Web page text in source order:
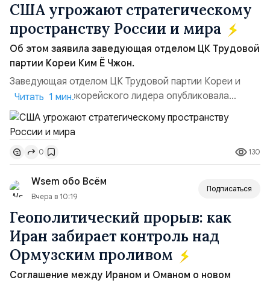
США угрожают стратегическому
пространству России и мира
Об этом заявила заведующая отделом ЦК Трудовой
партии Кореи Ким Ё Чжон.
Заведующая отделом ЦК Трудовой партии Кореи и
сестра северокорейского лидера опубликовала
заявление для прессы в ответ на проведение Токио
совместных с флотом США запусков крылатых ракет
Томагавк.«Япония отбросила обманчивую видимость
„исключительно оборонительной страны“ и выносит
вопрос о собственном ядерном вооружении на
всеобщее обозрение, одновреме...
Читать 1 мин.
0 130
Wsem обо Всём
Вчера в 10:19
Подписаться
Геополитический прорыв: как
Иран забирает контроль над
Ормузским проливом
Соглашение между Ираном и Оманом о новом